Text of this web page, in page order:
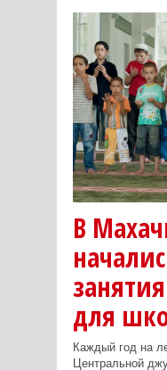
В
для
Каждый год на
Центральной